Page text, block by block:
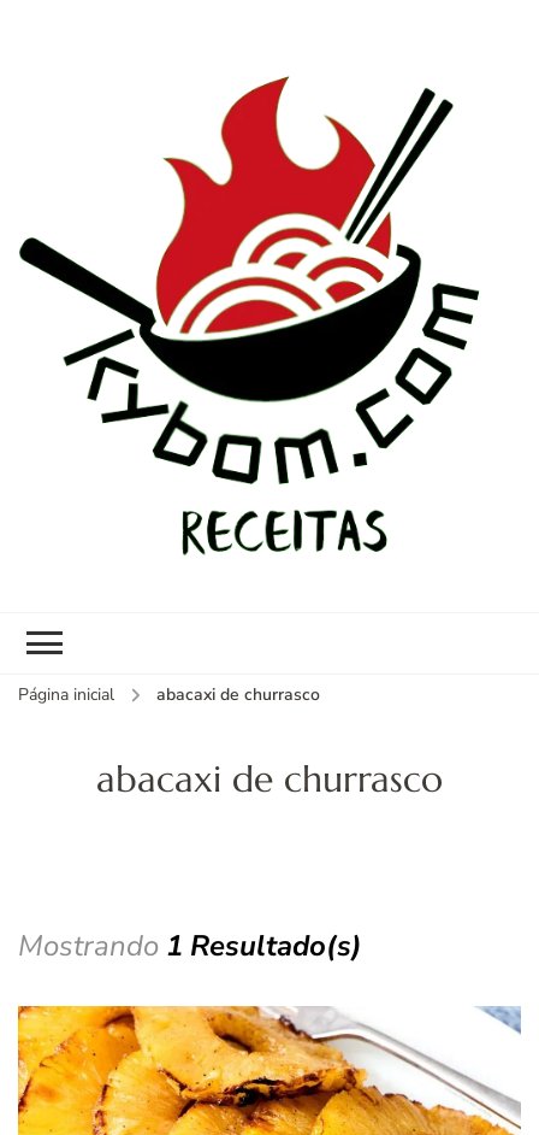
Página inicial abacaxi de churrasco
abacaxi de churrasco
Mostrando 1 Resultado(s)